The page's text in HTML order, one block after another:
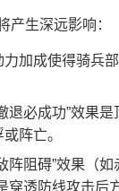
产生深远影响：
力加成使得骑兵
退必成功”效果
阵亡。
阵阻碍”效果（
穿透防线攻击后